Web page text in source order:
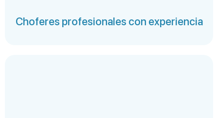
Choferes profesionales con experiencia